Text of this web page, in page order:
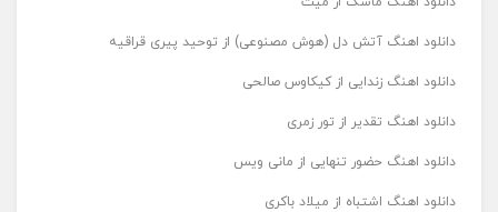
دانلود اهنگ آتش دل (هوش مصنوعی) از توحید پیری قراقیه
دانلود اهنگ زندایی از کیکاوس صالحی
دانلود اهنگ تقدیر از تور زمری
دانلود اهنگ حضور تنهایی از مانی ویس
دانلود اهنگ اشتباه از میلاد باکری